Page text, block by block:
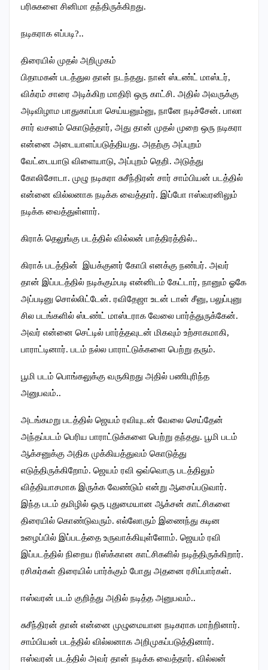
பரிசுகளை சினிமா தந்திருக்கிறது.
நடிகராக எப்படி?..
திரையில் முதல் அறிமுகம்
பிதாமகன் படத்துல தான் நடந்தது. நான் ஸ்டண்ட் மாஸ்டர்,
விக்ரம் சாரை அடிக்கிற மாதிரி ஒரு காட்சி. அதில் அவருக்கு
அடிவிழாம பாதுகாப்பா செய்யனும்னு, நானே நடிச்சேன். பாலா
சார் வசனம் கொடுத்தார், அது தான் முதல் முறை ஒரு நடிகரா
என்னை அடையாளப்படுத்தியது. அதற்கு அப்புறம்
வேட்டையாடு விளையாடு, அப்புறம் தெறி. அடுத்து
கோலிசோடா. முழு நடிகரா சுசீந்திரன் சார் சாம்பியன் படத்தில்
என்னை வில்லனாக நடிக்க வைத்தார். இப்போ ஈஸ்வரனிலும்
நடிக்க வைத்துள்ளார்.
கிராக் தெலுங்கு படத்தில் வில்லன் பாத்திரத்தில்..
கிராக் படத்தின் இயக்குனர் கோபி எனக்கு நண்பர். அவர்
தான் இப்படத்தில் நடிக்கும்படி என்னிடம் கேட்டார், நானும் ஓகே
அப்படினு சொல்லிட்டேன். ரவிதேஜா உடன் டான் சீனு, பலுப்புனு
சில படங்களில் ஸ்டண்ட் மாஸ்டராக வேலை பார்த்துருக்கேன்.
அவர் என்னை செட்டில் பார்த்தவுடன் மிகவும் உற்சாகமாகி,
பாராட்டினார். படம் நல்ல பாராட்டுக்களை பெற்று தரும்.
பூமி படம் பொங்கலுக்கு வருகிறது அதில் பணிபுரிந்த
அனுபவம்..
அடங்கமறு படத்தில் ஜெயம் ரவியுடன் வேலை செய்தேன்
அந்தப்படம் பெரிய பாராட்டுக்களை பெற்று தந்தது. பூமி படம்
ஆக்சனுக்கு அதிக முக்கியத்துவம் கொடுத்து
எடுத்திருக்கிறோம். ஜெயம் ரவி ஒவ்வொரு படத்திலும்
வித்தியாசமாக இருக்க வேண்டும் என்று ஆசைப்படுவார்.
இந்த படம் தமிழில் ஒரு புதுமையான ஆக்சன் காட்சிகளை
திரையில் கொண்டுவரும். எல்லோரும் இணைந்து கடின
உழைப்பில் இப்படத்தை உருவாக்கியுள்ளோம். ஜெயம் ரவி
இப்படத்தில் நிறைய ரிஸ்க்கான காட்சிகளில் நடித்திருக்கிறார்.
ரசிகர்கள் திரையில் பார்க்கும் போது அதனை ரசிப்பார்கள்.
ஈஸ்வரன் படம் குறித்து அதில் நடித்த அனுபவம்..
சுசீந்திரன் தான் என்னை முழுமையான நடிகராக மாற்றினார்.
சாம்பியன் படத்தில் வில்லனாக அறிமுகப்படுத்தினார்.
ஈஸ்வரன் படத்தில் அவர் தான் நடிக்க வைத்தார். வில்லன்